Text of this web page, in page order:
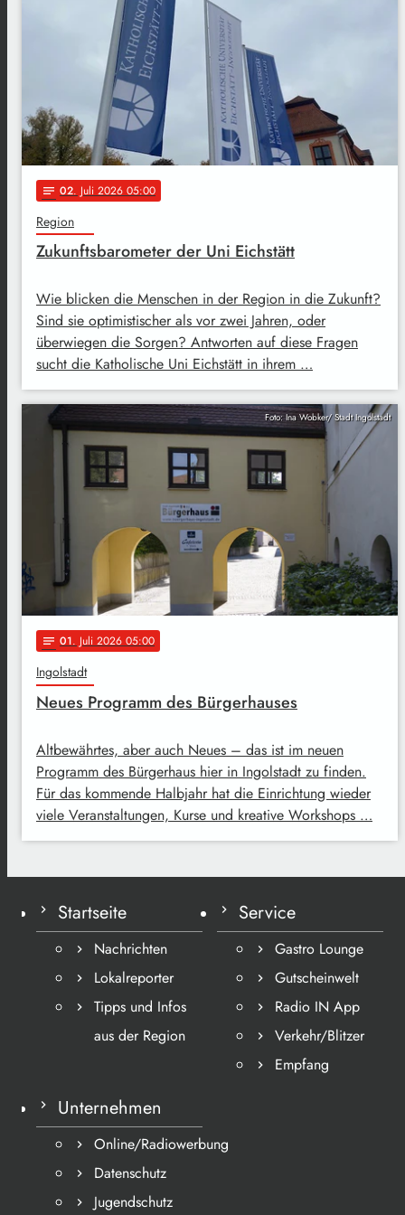
notes 02. Juli 2026 05:00
Region
Zukunftsbarometer der Uni Eichstätt
Wie blicken die Menschen in der Region in die Zukunft?
Sind sie optimistischer als vor zwei Jahren, oder
überwiegen die Sorgen? Antworten auf diese Fragen
sucht die Katholische Uni Eichstätt in ihrem …
Foto: Ina Wobker/ Stadt Ingolstadt
notes 01. Juli 2026 05:00
Ingolstadt
Neues Programm des Bürgerhauses
Altbewährtes, aber auch Neues – das ist im neuen
Programm des Bürgerhaus hier in Ingolstadt zu finden.
Für das kommende Halbjahr hat die Einrichtung wieder
viele Veranstaltungen, Kurse und kreative Workshops …
Startseite
Nachrichten
Lokalreporter
Tipps und Infos
aus der Region
Service
Gastro Lounge
Gutscheinwelt
Radio IN App
Verkehr/Blitzer
Empfang
Unternehmen
Online/Radiowerbung
Datenschutz
Jugendschutz